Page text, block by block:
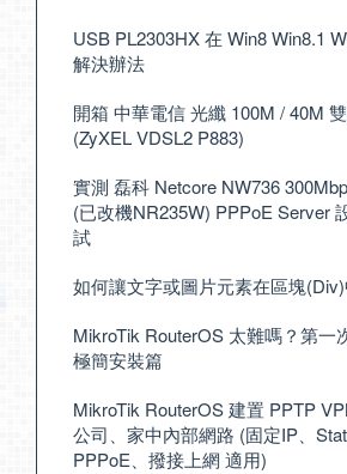
USB PL2303HX 在 Win8 Win8.1
解決辦法
開箱 中華電信 光纖 100M / 40M
(ZyXEL VDSL2 P883)
實測 磊科 Netcore NW736
(已改機NR235W) PPPoE Server
試
如何讓文字或圖片元素在區塊
MikroTik RouterOS 太難嗎？第一
極簡安裝篇
MikroTik RouterOS 建置 PPTP
公司、家中內部網路 (固定IP、
PPPoE、撥接上網 適用)